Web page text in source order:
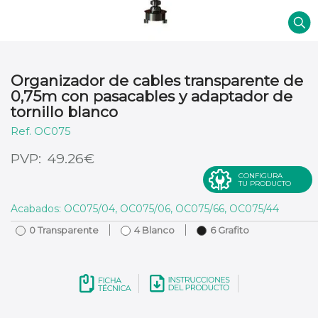
Organizador de cables transparente de
0,75m con pasacables y adaptador de
tornillo blanco
49.26€
OC075
CONFIGURA
TU PRODUCTO
Acabados: OC075/04, OC075/06, OC075/66, OC075/44
0 Transparente 4 Blanco 6 Grafito